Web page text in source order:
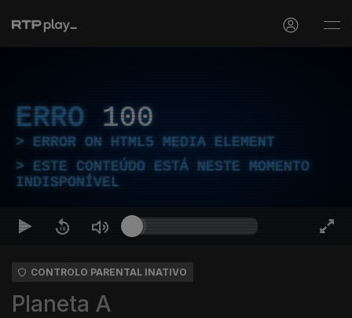
ERRO 100
ERROR ON HTML5 MEDIA ELEMENT
ESTE CONTEÚDO ESTÁ NESTE MOMENTO
INDISPONÍVEL
CONTROLO PARENTAL INATIVO
Planeta A